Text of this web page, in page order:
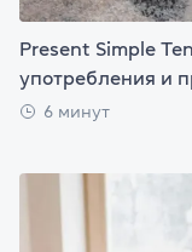
Present Simple
употребления и
6 минут